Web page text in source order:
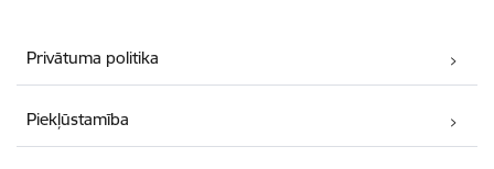
Privātuma politika
Piekļūstamība